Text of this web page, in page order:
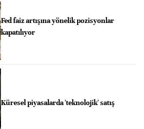
Fed faiz artışına yönelik pozisyonlar
kapatılıyor
Küresel piyasalarda 'teknolojik' satış